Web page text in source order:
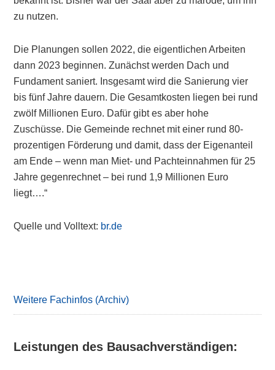
zu nutzen.
Die Planungen sollen 2022, die eigentlichen Arbeiten
dann 2023 beginnen. Zunächst werden Dach und
Fundament saniert. Insgesamt wird die Sanierung vier
bis fünf Jahre dauern. Die Gesamtkosten liegen bei rund
zwölf Millionen Euro. Dafür gibt es aber hohe
Zuschüsse. Die Gemeinde rechnet mit einer rund 80-
prozentigen Förderung und damit, dass der Eigenanteil
am Ende – wenn man Miet- und Pachteinnahmen für 25
Jahre gegenrechnet – bei rund 1,9 Millionen Euro
liegt….“
Quelle und Volltext: br.de
Weitere Fachinfos (Archiv)
Leistungen des Bausachverständigen: